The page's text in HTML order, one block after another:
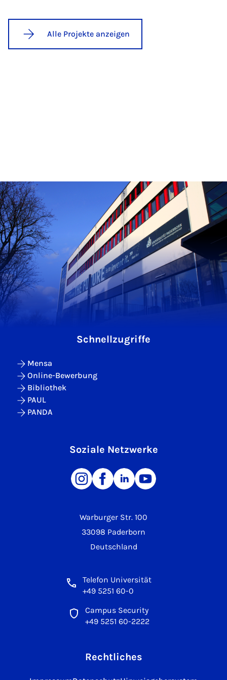
Alle Projekte anzeigen
Warburger Str. 100
33098 Paderborn
Deutschland
Telefon Universität
+49 5251 60-0
Campus Security
+49 5251 60-2222
Schnellzugriffe
Mensa
Online-Bewerbung
Bibliothek
PAUL
PANDA
Soziale Netzwerke
Rechtliches